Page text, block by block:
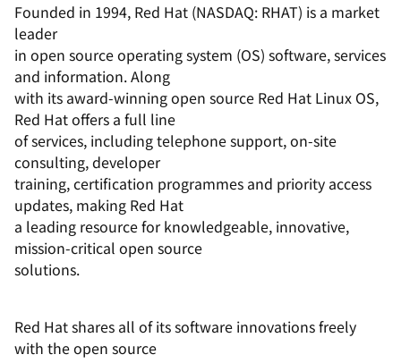
Founded in 1994, Red Hat (NASDAQ: RHAT) is a market
leader
in open source operating system (OS) software, services
and information. Along
with its award-winning open source Red Hat Linux OS,
Red Hat offers a full line
of services, including telephone support, on-site
consulting, developer
training, certification programmes and priority access
updates, making Red Hat
a leading resource for knowledgeable, innovative,
mission-critical open source
solutions.
Red Hat shares all of its software innovations freely
with the open source